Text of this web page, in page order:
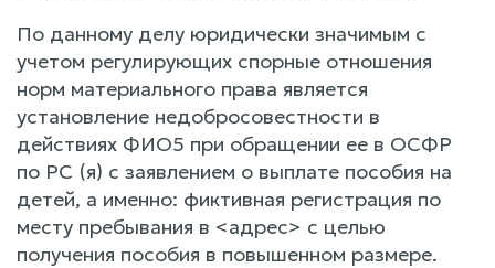
По данному делу юридически значимым с
учетом регулирующих спорные отношения
норм материального права является
установление недобросовестности в
действиях ФИО5 при обращении ее в ОСФР
по РС (я) с заявлением о выплате пособия на
детей, а именно: фиктивная регистрация по
месту пребывания в <адрес> с целью
получения пособия в повышенном размере.